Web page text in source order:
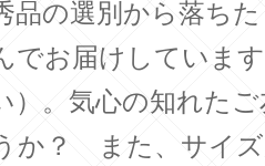
品の選別から落ち
でお届けしていま
）。気心の知れた
か？ また、サイ